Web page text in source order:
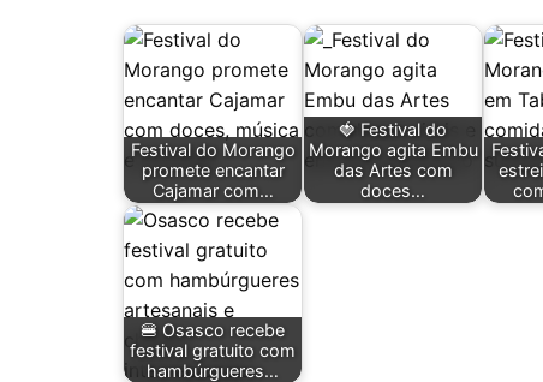
Festival do Morango
promete encantar
Cajamar com…
🍓 Festival do
Morango agita Embu
das Artes com
doces…
🍔 Osasco recebe
festival gratuito com
hambúrgueres…